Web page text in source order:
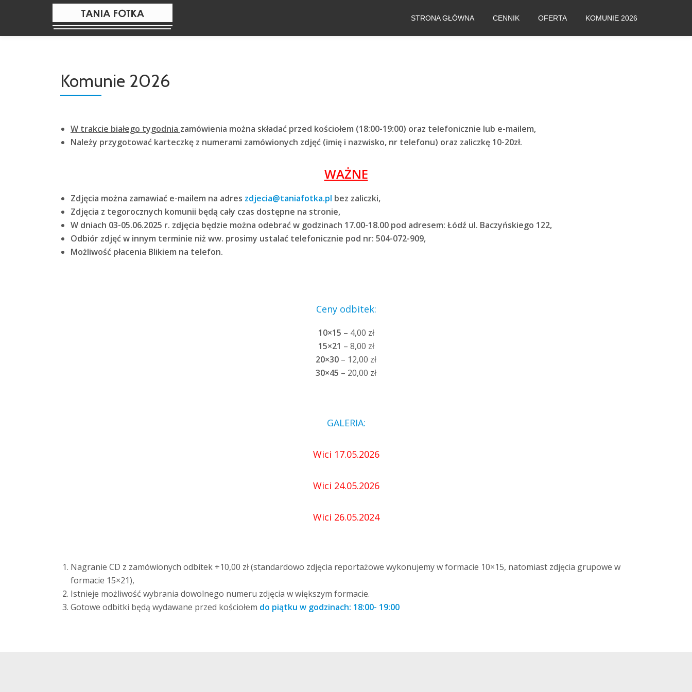
STRONA GŁÓWNA CENNIK OFERTA KOMUNIE 2026
Komunie 2026
W trakcie białego tygodnia zamówienia można składać przed kościołem (18:00-19:00) oraz telefonicznie lub e-mailem,
Należy przygotować karteczkę z numerami zamówionych zdjęć (imię i nazwisko, nr telefonu) oraz zaliczkę 10-20zł.
WAŻNE
Zdjęcia można zamawiać e-mailem na adres zdjecia@taniafotka.pl bez zaliczki,
Zdjęcia z tegorocznych komunii będą cały czas dostępne na stronie,
W dniach 03-05.06.2025 r. zdjęcia będzie można odebrać w godzinach 17.00-18.00 pod adresem: Łódź ul. Baczyńskiego 122,
Odbiór zdjęć w innym terminie niż ww. prosimy ustalać telefonicznie pod nr: 504-072-909,
Możliwość płacenia Blikiem na telefon.
Ceny odbitek:
10×15 – 4,00 zł
15×21 – 8,00 zł
20×30 – 12,00 zł
30×45 – 20,00 zł
GALERIA:
Wici 17.05.2026
Wici 24.05.2026
Wici 26.05.2024
Nagranie CD z zamówionych odbitek +10,00 zł (standardowo zdjęcia reportażowe wykonujemy w formacie 10×15, natomiast zdjęcia grupowe w
formacie 15×21),
Istnieje możliwość wybrania dowolnego numeru zdjęcia w większym formacie.
Gotowe odbitki będą wydawane przed kościołem do piątku w godzinach: 18:00- 19:00